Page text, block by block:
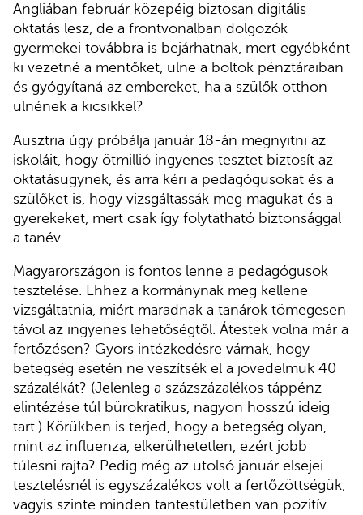
Angliában február közepéig biztosan digitális
oktatás lesz, de a frontvonalban dolgozók
gyermekei továbbra is bejárhatnak, mert egyébként
ki vezetné a mentőket, ülne a boltok pénztáraiban
és gyógyítaná az embereket, ha a szülők otthon
ülnének a kicsikkel?
Ausztria úgy próbálja január 18-án megnyitni az
iskoláit, hogy ötmillió ingyenes tesztet biztosít az
oktatásügynek, és arra kéri a pedagógusokat és a
szülőket is, hogy vizsgáltassák meg magukat és a
gyerekeket, mert csak így folytatható biztonsággal
a tanév.
Magyarországon is fontos lenne a pedagógusok
tesztelése. Ehhez a kormánynak meg kellene
vizsgáltatnia, miért maradnak a tanárok tömegesen
távol az ingyenes lehetőségtől. Átestek volna már a
fertőzésen? Gyors intézkedésre várnak, hogy
betegség esetén ne veszítsék el a jövedelmük 40
százalékát? (Jelenleg a százszázalékos táppénz
elintézése túl bürokratikus, nagyon hosszú ideig
tart.) Körükben is terjed, hogy a betegség olyan,
mint az influenza, elkerülhetetlen, ezért jobb
túlesni rajta? Pedig még az utolsó január elsejei
tesztelésnél is egyszázalékos volt a fertőzöttségük,
vagyis szinte minden tantestületben van pozitív